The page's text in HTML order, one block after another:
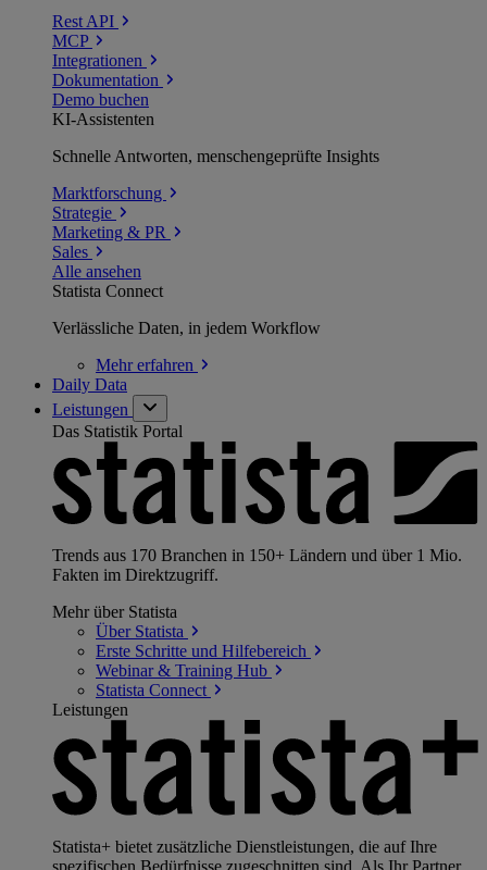
Rest API
MCP
Integrationen
Dokumentation
Demo buchen
KI-Assistenten
Schnelle Antworten, menschengeprüfte Insights
Marktforschung
Strategie
Marketing & PR
Sales
Alle ansehen
Statista Connect
Verlässliche Daten, in jedem Workflow
Mehrerfahren
Daily Data
Leistungen
Das Statistik Portal
Trends aus 170 Branchen in 150+ Ländern und über 1 Mio.
Fakten im Direktzugriff.
Mehr über Statista
Über Statista
Erste Schritte und Hilfebereich
Webinar & Training Hub
Statista Connect
Leistungen
Statista+ bietet zusätzliche Dienstleistungen, die auf Ihre
spezifischen Bedürfnisse zugeschnitten sind. Als Ihr Partner